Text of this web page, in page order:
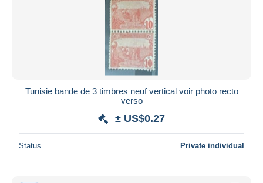
Tunisie bande de 3 timbres neuf vertical voir photo recto
verso
± US$0.27
Status Private individual